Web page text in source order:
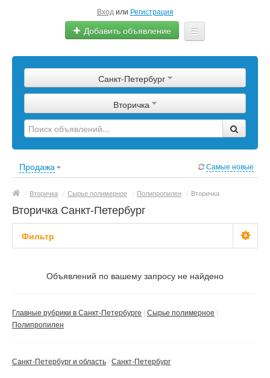
Вход или Регистрация
Добавить объявление
Сырье
Изделия
Оборудование
Санкт-Петербург
Вторичка
Продажа Самые новые
/ Вторичка / Сырье полимерное / Полипропилен / Вторичка
Вторичка Санкт-Петербург
Фильтр
Не важно
Не важно
Не важно
Девяткино
Объявлений по вашему запросу не найдено
Главные рубрики в Санкт-Петербурге Сырье полимерное
Полипропилен
Санкт-Петербург и область Санкт-Петербург